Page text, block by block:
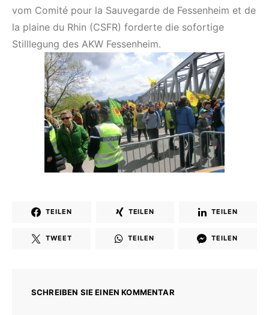
vom Comité pour la Sauvegarde de Fessenheim et de
la plaine du Rhin (CSFR) forderte die sofortige
Stilllegung des AKW Fessenheim.
TEILEN TEILEN TEILEN
TWEET TEILEN TEILEN
SCHREIBEN SIE EINEN KOMMENTAR